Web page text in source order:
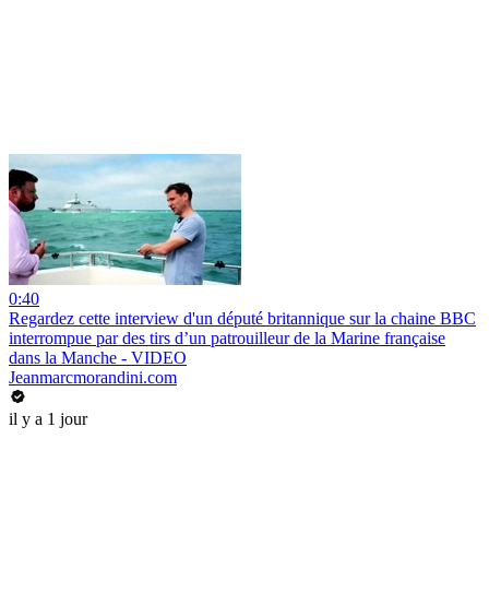
0:40
Regardez cette interview d'un député britannique sur la chaine BBC
interrompue par des tirs d’un patrouilleur de la Marine française
dans la Manche - VIDEO
Jeanmarcmorandini.com
il y a 1 jour